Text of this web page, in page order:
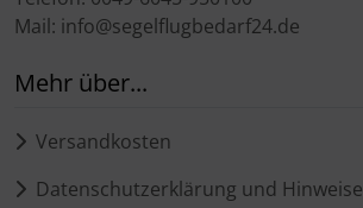
Mail: info@segelflugbedarf24.de
Mehr über...
Versandkosten
Datenschutzerklärung und Hinweise